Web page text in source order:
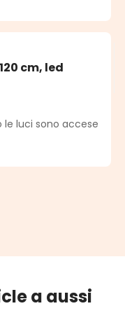
cm, led
luci sono accese
a aussi